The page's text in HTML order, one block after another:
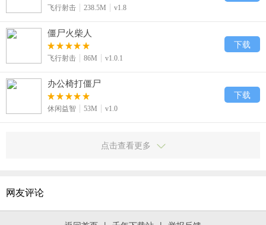
飞行射击 238.5M v1.8
僵尸火柴人
飞行射击 86M v1.0.1
下载
办公椅打僵尸
休闲益智 53M v1.0
下载
点击查看更多
网友评论